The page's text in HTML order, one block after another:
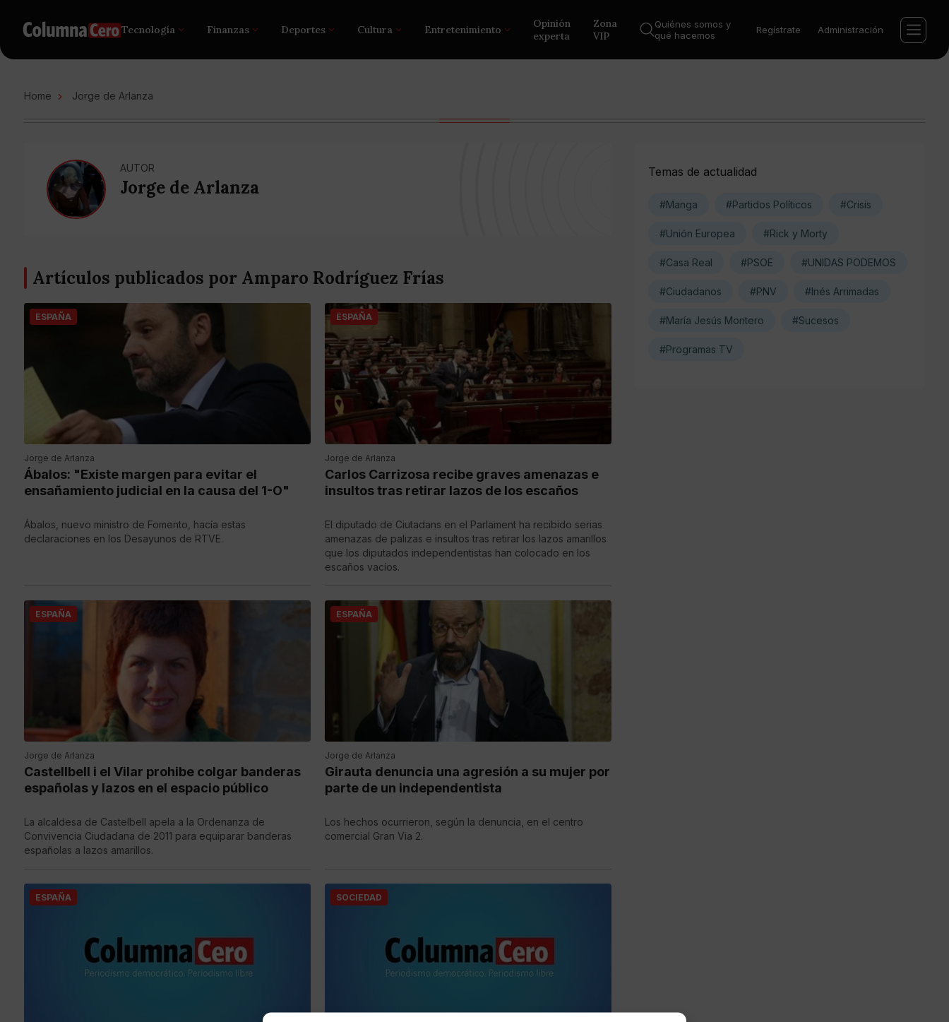
Tecnología Finanzas Deportes Cultura Entretenimiento
Opinión
experta
Zona
VIP
Quiénes somos y
qué hacemos
Regístrate Administración
Home Jorge de Arlanza
AUTOR
Jorge de Arlanza
Artículos publicados por Amparo Rodríguez Frías
ESPAÑA
Jorge de Arlanza
Ábalos: "Existe margen para evitar el
ensañamiento judicial en la causa del 1-O"
Ábalos, nuevo ministro de Fomento, hacía estas
declaraciones en los Desayunos de RTVE.
ESPAÑA
Jorge de Arlanza
Carlos Carrizosa recibe graves amenazas e
insultos tras retirar lazos de los escaños
El diputado de Ciutadans en el Parlament ha recibido serias
amenazas de palizas e insultos tras retirar los lazos amarillos
que los diputados independentistas han colocado en los
escaños vacíos.
ESPAÑA
Jorge de Arlanza
Castellbell i el Vilar prohibe colgar banderas
españolas y lazos en el espacio público
La alcaldesa de Castelbell apela a la Ordenanza de
Convivencia Ciudadana de 2011 para equiparar banderas
españolas a lazos amarillos.
ESPAÑA
Jorge de Arlanza
Girauta denuncia una agresión a su mujer por
parte de un independentista
Los hechos ocurrieron, según la denuncia, en el centro
comercial Gran Via 2.
ESPAÑA SOCIEDAD
Temas de actualidad
#Manga #Partidos Políticos #Crisis
#Unión Europea #Rick y Morty
#Casa Real #PSOE #UNIDAS PODEMOS
#Ciudadanos #PNV #Inés Arrimadas
#María Jesús Montero #Sucesos
#Programas TV